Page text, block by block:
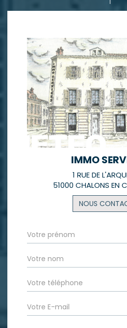
IMMO
1 RUE DE
51000 CHALONS EN
NOUS